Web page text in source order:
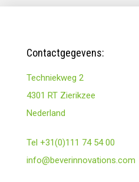
Contactgegevens:
Techniekweg 2
4301 RT Zierikzee
Nederland
Tel +31(0)111 74 54 00
info@beverinnovations.com